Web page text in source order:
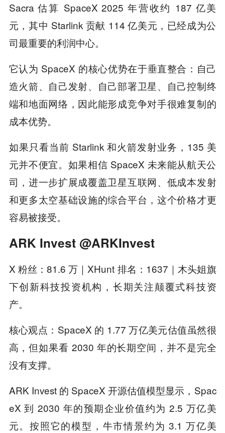
Sacra 估算 SpaceX 2025 年营收约 187 亿美
元，其中 Starlink 贡献 114 亿美元，已经成为公
司最重要的利润中心。
它认为 SpaceX 的核心优势在于垂直整合：自己
造火箭、自己发射、自己部署卫星、自己控制终
端和地面网络，因此能形成竞争对手很难复制的
成本优势。
如果只看当前 Starlink 和火箭发射业务，135 美
元并不便宜。如果相信 SpaceX 未来能从航天公
司，进一步扩展成覆盖卫星互联网、低成本发射
和更多太空基础设施的综合平台，这个价格才更
容易被接受。
ARK Invest @ARKInvest
X 粉丝：81.6 万｜XHunt 排名：1637｜木头姐旗
下创新科技投资机构，长期关注颠覆式科技资
产。
核心观点：SpaceX 的 1.77 万亿美元估值虽然很
高，但如果看 2030 年的长期空间，并不是完全
没有支撑。
ARK Invest 的 SpaceX 开源估值模型显示，Spac
eX 到 2030 年的预期企业价值约为 2.5 万亿美
元。按照它的模型，牛市情景约为 3.1 万亿美